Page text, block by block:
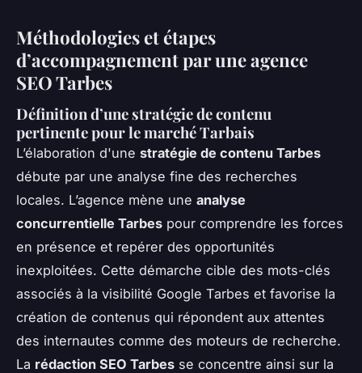
Méthodologies et étapes
d’accompagnement par une agence
SEO Tarbes
Définition d’une stratégie de contenu
pertinente pour le marché Tarbais
L’élaboration d'une stratégie de contenu Tarbes
débute par une analyse fine des recherches
locales. L’agence mène une analyse
concurrentielle Tarbes pour comprendre les forces
en présence et repérer des opportunités
inexploitées. Cette démarche cible des mots-clés
associés à la visibilité Google Tarbes et favorise la
création de contenus qui répondent aux attentes
des internautes comme des moteurs de recherche.
La rédaction SEO Tarbes se concentre ainsi sur la